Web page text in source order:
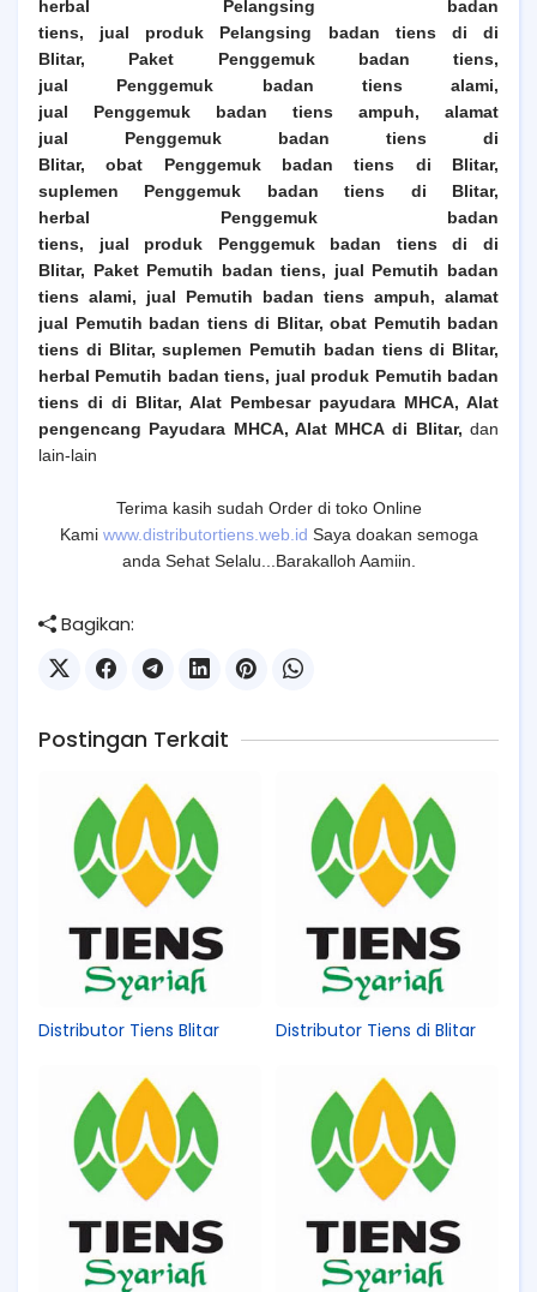
herbal Pelangsing badan
tiens, jual produk Pelangsing badan tiens didi
Blitar, Paket Penggemuk badan tiens,
jual Penggemuk badan tiens alami,
jual Penggemuk badan tiens ampuh, alamat
jual Penggemuk badan tiens di
Blitar, obat Penggemukbadan tiens di Blitar,
suplemen Penggemuk badan tiens di Blitar,
herbal Penggemukbadan
tiens, jual produk Penggemukbadan tiens didi
Blitar, Paket Pemutih badan tiens, jual Pemutih badan
tiens alami, jual Pemutih badan tiens ampuh, alamat
jual Pemutih badan tiens di Blitar, obat Pemutih badan
tiens di Blitar, suplemen Pemutih badan tiensdi Blitar,
herbal Pemutih badan tiens, jual produk Pemutih badan
tiens di di Blitar, Alat Pembesar payudara MHCA, Alat
pengencang Payudara MHCA, Alat MHCAdi Blitar, dan
lain-lain
Terima kasih sudah Order di toko Online
Kami www.distributortiens.web.id Saya doakan semoga
anda Sehat Selalu...Barakalloh Aamiin.
Bagikan:
Postingan Terkait
Distributor Tiens Blitar Distributor Tiens di Blitar